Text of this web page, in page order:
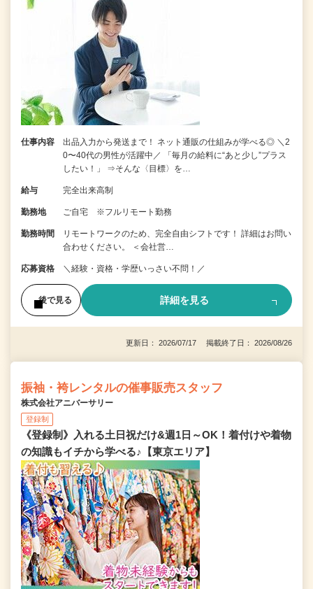
仕事内容
出品入力から発送まで！ ネット通販の仕組みが学べる◎ ＼2
0〜40代の男性が活躍中／ 「毎月の給料に“あと少し”プラス
したい！」 ⇒そんな〈目標〉を…
給与 完全出来高制
勤務地 ご自宅 ※フルリモート勤務
勤務時間
リモートワークのため、完全自由シフトです！ 詳細はお問い
合わせください。 ＜会社営…
応募資格 ＼経験・資格・学歴いっさい不問！／
後で見る 詳細を見る
更新日： 2026/07/17 掲載終了日： 2026/08/26
振袖・袴レンタルの催事販売スタッフ
株式会社アニバーサリー
登録制
《登録制》入れる土日祝だけ&週1日～OK！着付けや着物
の知識もイチから学べる♪【東京エリア】